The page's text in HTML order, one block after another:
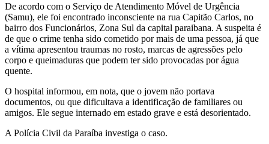
De acordo com o Serviço de Atendimento Móvel de Urgência
(Samu), ele foi encontrado inconsciente na rua Capitão Carlos, no
bairro dos Funcionários, Zona Sul da capital paraibana. A suspeita é
de que o crime tenha sido cometido por mais de uma pessoa, já que
a vítima apresentou traumas no rosto, marcas de agressões pelo
corpo e queimaduras que podem ter sido provocadas por água
quente.
O hospital informou, em nota, que o jovem não portava
documentos, ou que dificultava a identificação de familiares ou
amigos. Ele segue internado em estado grave e está desorientado.
A Polícia Civil da Paraíba investiga o caso.